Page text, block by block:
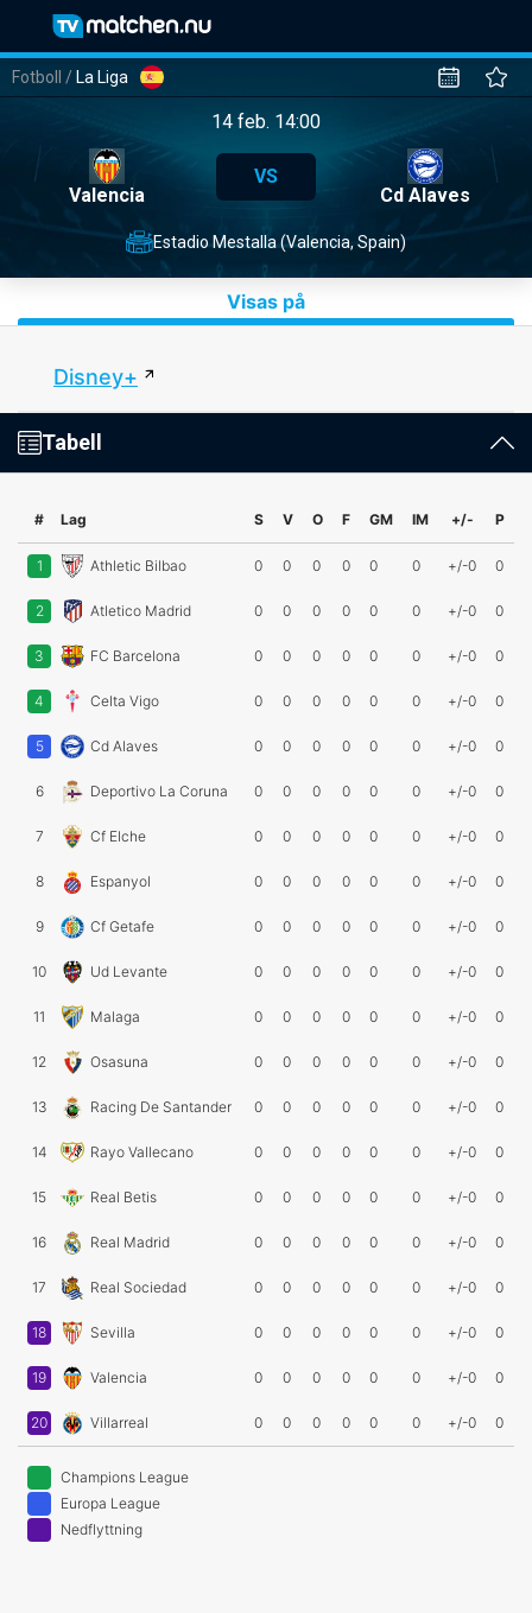
Fotboll / La Liga
14 feb. 14:00
Valencia
VS
Cd Alaves
Estadio Mestalla (Valencia, Spain)
Visas på
Disney+
Tabell
# Lag S V O F GM IM +/- P
1 Athletic Bilbao 0 0 0 0 0 0 +/-0 0
2 Atletico Madrid 0 0 0 0 0 0 +/-0 0
3 FC Barcelona 0 0 0 0 0 0 +/-0 0
4 Celta Vigo 0 0 0 0 0 0 +/-0 0
5 Cd Alaves 0 0 0 0 0 0 +/-0 0
6 Deportivo La Coruna 0 0 0 0 0 0 +/-0 0
7 Cf Elche 0 0 0 0 0 0 +/-0 0
8 Espanyol 0 0 0 0 0 0 +/-0 0
9 Cf Getafe 0 0 0 0 0 0 +/-0 0
10 Ud Levante 0 0 0 0 0 0 +/-0 0
11 Malaga 0 0 0 0 0 0 +/-0 0
12 Osasuna 0 0 0 0 0 0 +/-0 0
13 Racing De Santander 0 0 0 0 0 0 +/-0 0
14 Rayo Vallecano 0 0 0 0 0 0 +/-0 0
15 Real Betis 0 0 0 0 0 0 +/-0 0
16 Real Madrid 0 0 0 0 0 0 +/-0 0
17 Real Sociedad 0 0 0 0 0 0 +/-0 0
18 Sevilla 0 0 0 0 0 0 +/-0 0
19 Valencia 0 0 0 0 0 0 +/-0 0
20 Villarreal 0 0 0 0 0 0 +/-0 0
Champions League
Europa League
Nedflyttning